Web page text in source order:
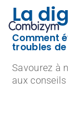
La
Comment
troubles
Savourez à
aux